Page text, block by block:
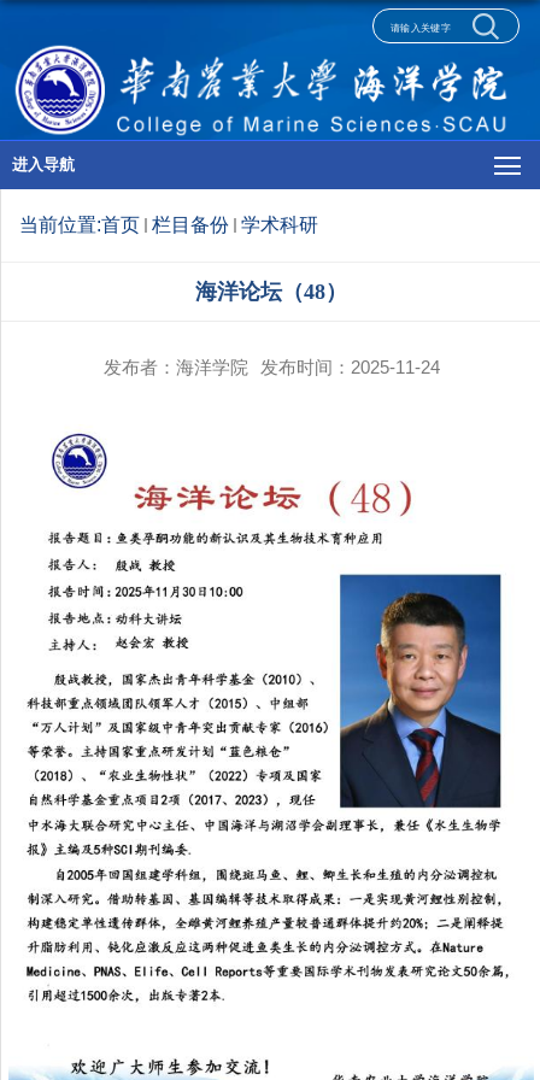
进入导航
当前位置:首页 栏目备份 学术科研
海洋论坛（48）
发布者：海洋学院 发布时间：2025-11-24